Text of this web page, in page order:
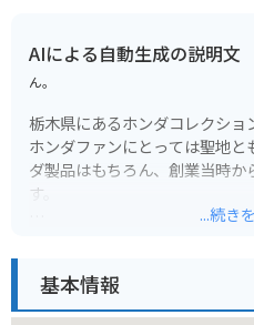
AIによる自動生成の説明文
ん。
栃木県にあるホンダコレクシ
ホンダファンにとっては聖地
ダ製品はもちろん、創業当時
す。
ンや市販車がずらりと並ぶ様
もてぎでは、モータースポー
...続き
基本情報